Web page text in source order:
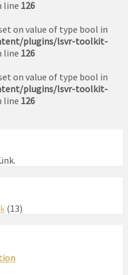
line 126
on value of type bool in
plugins/lsvr-toolkit-
line 126
on value of type bool in
plugins/lsvr-toolkit-
line 126
(13)